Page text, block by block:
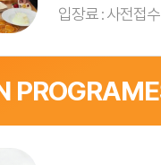
기계 2대
갈아 대형 퐁뒤 기계에
토, 가지 등을 나눠주
입장료 : 사전접
) 10:00~17:00